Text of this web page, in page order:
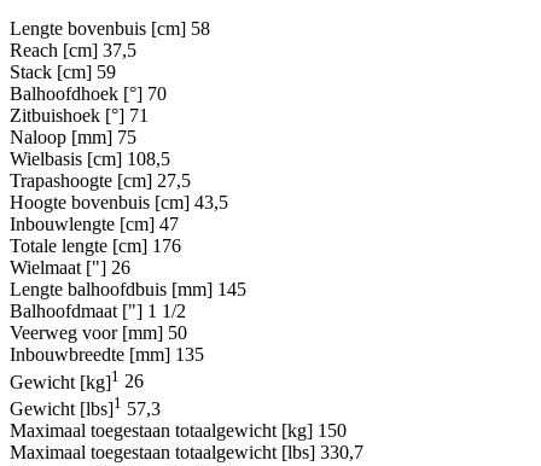
Lengte bovenbuis [cm] 58
Reach [cm] 37,5
Stack [cm] 59
Balhoofdhoek [°] 70
Zitbuishoek [°] 71
Naloop [mm] 75
Wielbasis [cm] 108,5
Trapashoogte [cm] 27,5
Hoogte bovenbuis [cm] 43,5
Inbouwlengte [cm] 47
Totale lengte [cm] 176
Wielmaat ["] 26
Lengte balhoofdbuis [mm] 145
Balhoofdmaat ["] 1 1/2
Veerweg voor [mm] 50
Inbouwbreedte [mm] 135
Gewicht [kg]1 26
Gewicht [lbs]1 57,3
Maximaal toegestaan totaalgewicht [kg] 150
Maximaal toegestaan totaalgewicht [lbs] 330,7